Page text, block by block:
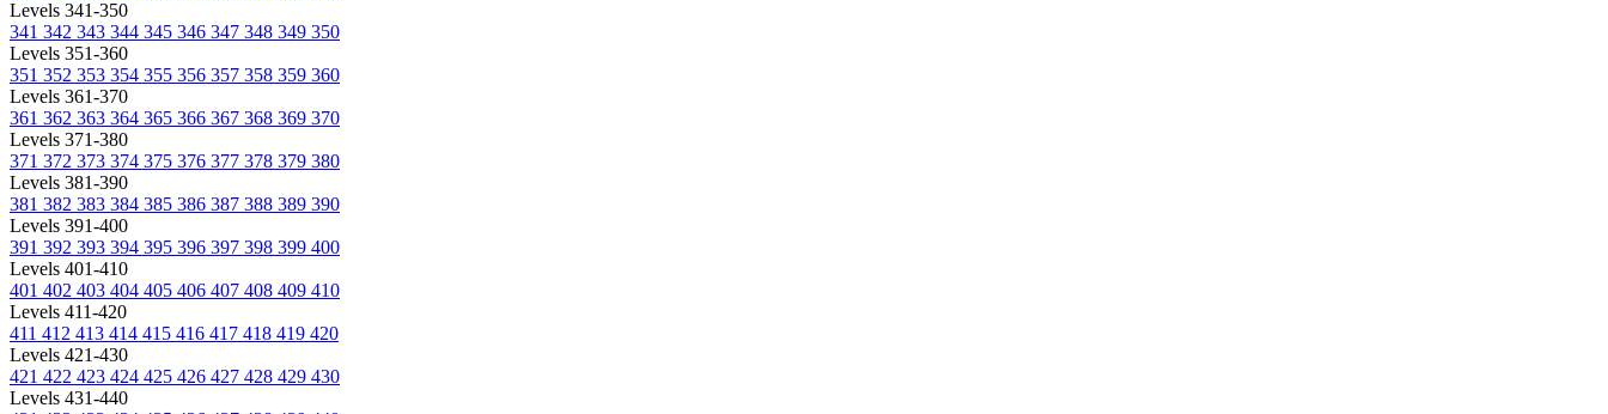
Levels 341-350
341 342 343 344 345 346 347 348 349 350
Levels 351-360
351 352 353 354 355 356 357 358 359 360
Levels 361-370
361 362 363 364 365 366 367 368 369 370
Levels 371-380
371 372 373 374 375 376 377 378 379 380
Levels 381-390
381 382 383 384 385 386 387 388 389 390
Levels 391-400
391 392 393 394 395 396 397 398 399 400
Levels 401-410
401 402 403 404 405 406 407 408 409 410
Levels 411-420
411 412 413 414 415 416 417 418 419 420
Levels 421-430
421 422 423 424 425 426 427 428 429 430
Levels 431-440